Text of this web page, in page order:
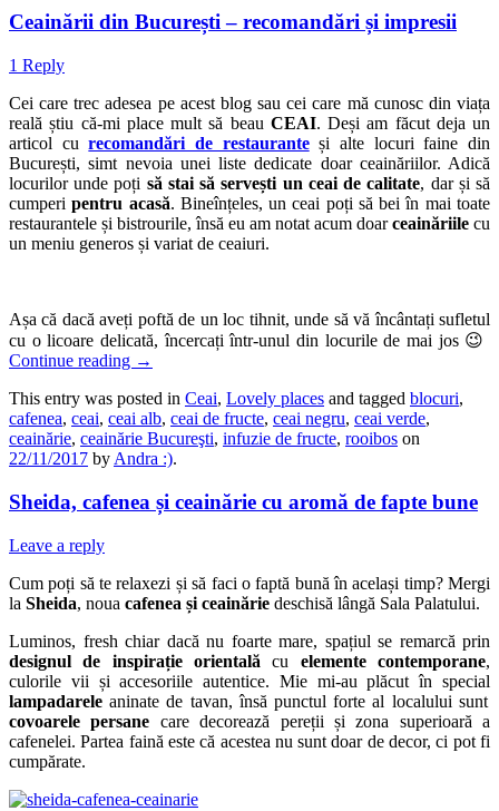
Ceainării din București – recomandări și impresii
1 Reply
Cei care trec adesea pe acest blog sau cei care mă cunosc din viața
reală știu că-mi place mult să beau CEAI. Deși am făcut deja un
articol curecomandări de restauranteși alte locuri faine din
București, simt nevoia unei liste dedicate doar ceainăriilor. Adică
locurilor unde poți să stai să servești un ceai de calitate, dar și să
cumperipentru acasă. Bineînțeles, un ceai poți să bei în mai toate
restaurantele și bistrourile, însă eu am notat acum doarceainăriile cu
un meniu generos și variat de ceaiuri.
Așa că dacă aveți poftă de un loc tihnit, unde să vă încântați sufletul
cu o licoare delicată, încercați într-unul din locurile de mai jos 😉
Continue reading →
This entry was posted in Ceai, Lovely places and tagged blocuri,
cafenea, ceai, ceai alb, ceai de fructe, ceai negru, ceai verde,
ceainărie, ceainărie Bucureşti, infuzie de fructe, rooibos on
22/11/2017 by Andra :).
Sheida, cafenea și ceainărie cu aromă de fapte bune
Leave a reply
Cum poți să te relaxezi și să faci o faptă bună în același timp? Mergi
la Sheida, noua cafenea și ceainărie deschisă lângă Sala Palatului.
Luminos, fresh chiar dacă nu foarte mare, spațiul se remarcă prin
designul de inspirație orientală cu elemente contemporane,
culorile vii și accesoriile autentice. Mie mi-au plăcut în special
lampadarele aninate de tavan, însă punctul forte al localului sunt
covoarele persane care decorează pereții și zona superioară a
cafenelei. Partea faină este că acestea nu sunt doar de decor, ci pot fi
cumpărate.